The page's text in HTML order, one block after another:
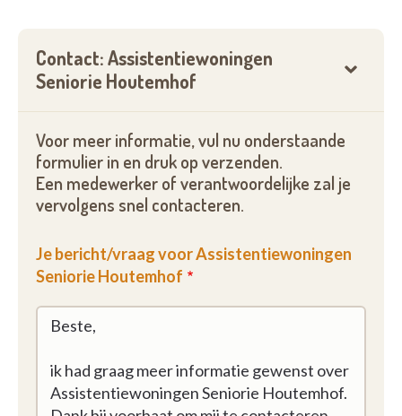
Contact: Assistentiewoningen
Seniorie Houtemhof
Voor meer informatie, vul nu onderstaande
formulier in en druk op verzenden.
Een medewerker of verantwoordelijke zal je
vervolgens snel contacteren.
Je bericht/vraag voor Assistentiewoningen
Seniorie Houtemhof